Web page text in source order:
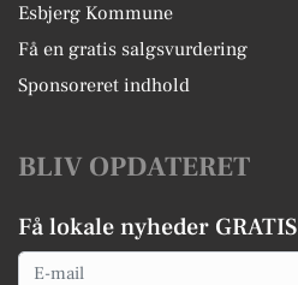
Esbjerg Kommune
Få en gratis salgsvurdering
Sponsoreret indhold
BLIV OPDATERET
Få lokale nyheder GRATIS
Email